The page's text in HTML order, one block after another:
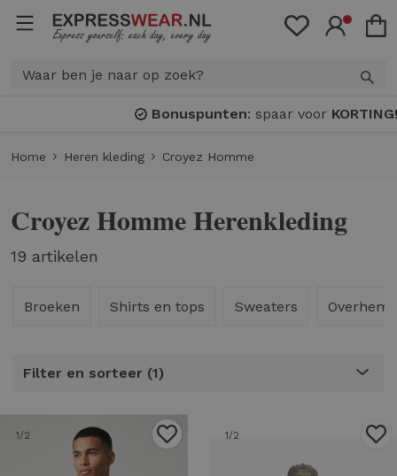
Bonuspunten: spaar voorKORTING!
Home Heren kleding Croyez Homme
Croyez Homme Herenkleding
19 artikelen
Broeken Shirts en tops Sweaters
Filter en sorteer 1
1/2 1/2